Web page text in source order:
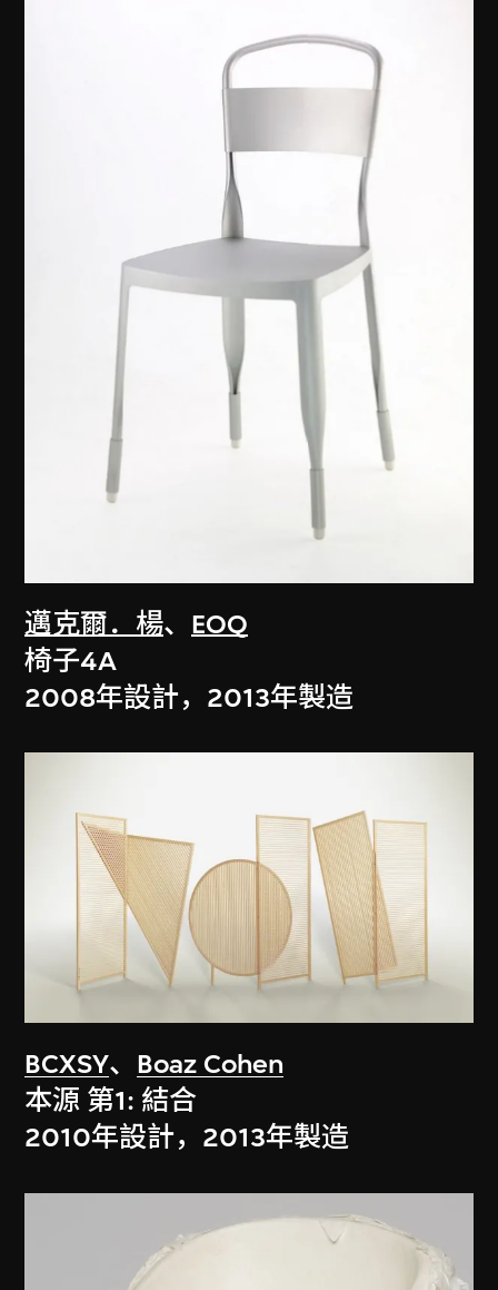
邁克爾．楊、 EOQ
椅子4A
2008年設計，2013年製造
BCXSY、 Boaz Cohen
本源 第1: 結合
2010年設計，2013年製造